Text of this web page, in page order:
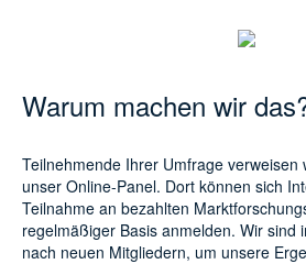
Warum machen wir
Teilnehmende Ihrer Umfrage verweisen
unser Online-Panel. Dort können sich
Teilnahme an bezahlten
regelmäßiger Basis anmelden. Wir sind
nach neuen Mitgliedern, um unsere